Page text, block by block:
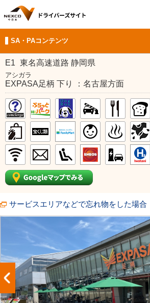
SA・PAコンテンツ
E1 東名高速道路 静岡県
アシガラ
EXPASA足柄 下り ：名古屋方面
サービスエリアなどで忘れ物をした場合